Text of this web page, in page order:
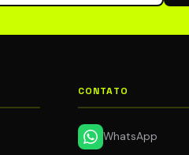
CONTATO
WhatsApp